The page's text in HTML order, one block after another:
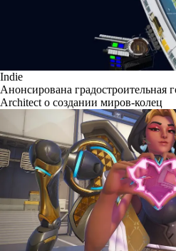
Indie
Анонсирована градостроительная
Architect о создании миров-колец